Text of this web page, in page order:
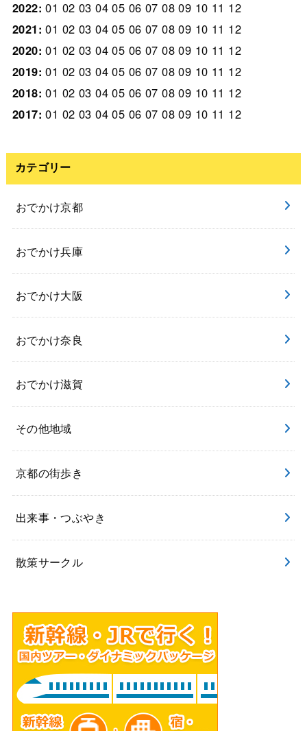
2022:01 02 03 04 05 06 07 08 09 10 11 12
2021:01 02 03 04 05 06 07 08 09 10 11 12
2020:01 02 03 04 05 06 07 08 09 10 11 12
2019:01 02 03 04 05 06 07 08 09 10 11 12
2018:01 02 03 04 05 06 07 08 09 10 11 12
2017:01 02 03 04 05 06 07 08 09 10 11 12
カテゴリー
おでかけ京都
おでかけ兵庫
おでかけ大阪
おでかけ奈良
おでかけ滋賀
その他地域
京都の街歩き
出来事・つぶやき
散策サークル